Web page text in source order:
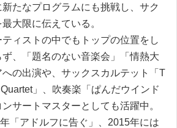
新たなプロ グラムに も挑戦し サク
最大限に伝え ている 。
テ ィ ス ト の中でも ト ップの位置を し
ず、 「 題名のない音楽会 」 「情熱大
への出演や、 サッ ク スカルテッ ト 「 T
」 吹奏楽 「 ぱんだウイ ン ド
ンサー ト マス ターと して も活躍中 。
「 ア ド ルフに告ぐ 」 2015年には